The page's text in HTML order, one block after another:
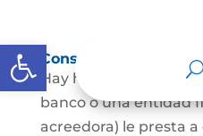
Abrir barra de herramientas
Constitución de
Hay hipoteca cuando
banco o una entidad
acreedora) le presta